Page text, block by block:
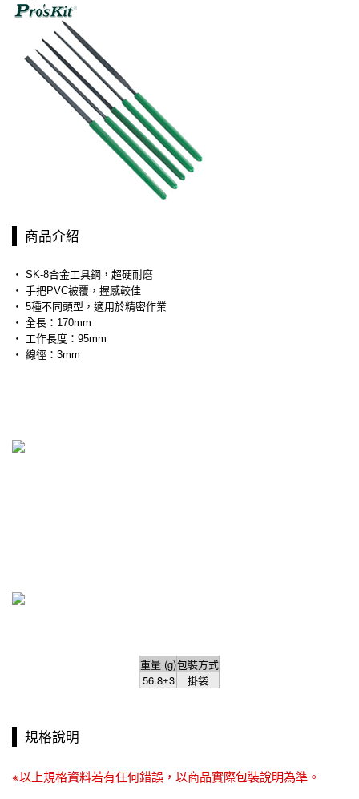
商品介紹
‧ SK-8合金工具鋼，超硬耐磨
‧ 手把PVC被覆，握感較佳
‧ 5種不同頭型，適用於精密作業
‧ 全長：170mm
‧ 工作長度：95mm
‧ 線徑：3mm
重量 (g)包裝方式
56.8±3
掛袋
規格說明
※以上規格資料若有任何錯誤，以商品實際包裝說明為準。